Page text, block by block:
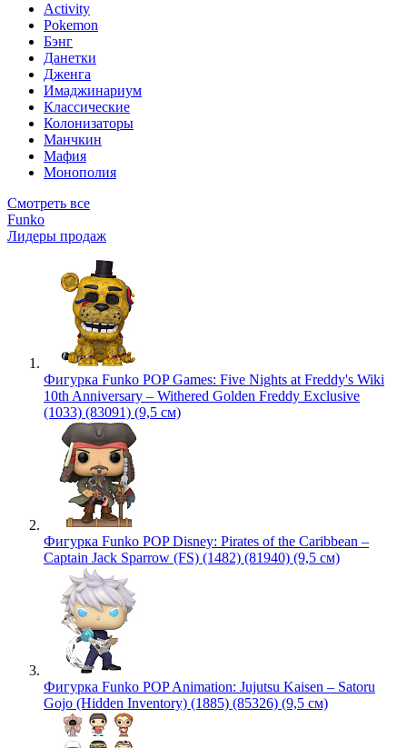
Activity
Pokemon
Бэнг
Данетки
Дженга
Имаджинариум
Классические
Колонизаторы
Манчкин
Мафия
Монополия
Смотреть все
Funko
Лидеры продаж
Фигурка Funko POP Games: Five Nights at Freddy's Wiki
10th Anniversary – Withered Golden Freddy Exclusive
(1033) (83091) (9,5 см)
Фигурка Funko POP Disney: Pirates of the Caribbean –
Captain Jack Sparrow (FS) (1482) (81940) (9,5 см)
Фигурка Funko POP Animation: Jujutsu Kaisen – Satoru
Gojo (Hidden Inventory) (1885) (85326) (9,5 см)